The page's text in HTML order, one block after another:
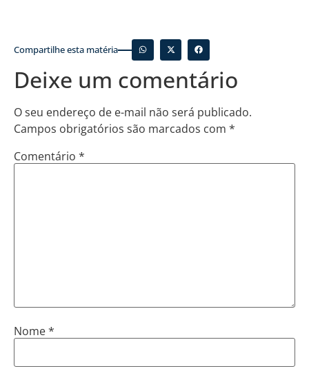
Compartilhe esta matéria
Deixe um comentário
O seu endereço de e-mail não será publicado.
Campos obrigatórios são marcados com *
Comentário *
Nome*